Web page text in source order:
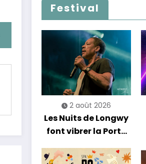
Festival
2 août 2026
Les Nuits de Longwy
font vibrer la Porte
soirée entre